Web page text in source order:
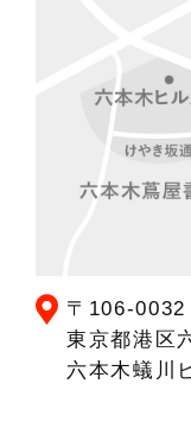
〒106-0032
東京都港区
六本木蟻川